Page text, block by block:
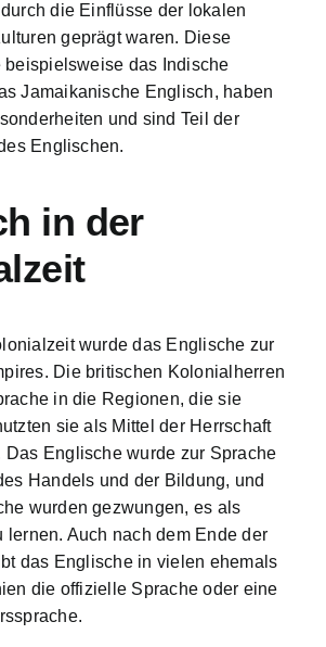
die Einflüsse der lokalen
geprägt waren. Diese
beispielsweise das Indische
Jamaikanische Englisch, haben
und sind Teil der
Englischen.
in der
wurde das Englische zur
Die britischen Kolonialherren
in die Regionen, die sie
sie als Mittel der Herrschaft
Das Englische wurde zur Sprache
Handels und der Bildung, und
wurden gezwungen, es als
lernen. Auch nach dem Ende der
das Englische in vielen ehemals
die offizielle Sprache oder eine